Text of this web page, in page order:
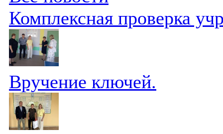
Комплексная проверка
Вручение ключей.